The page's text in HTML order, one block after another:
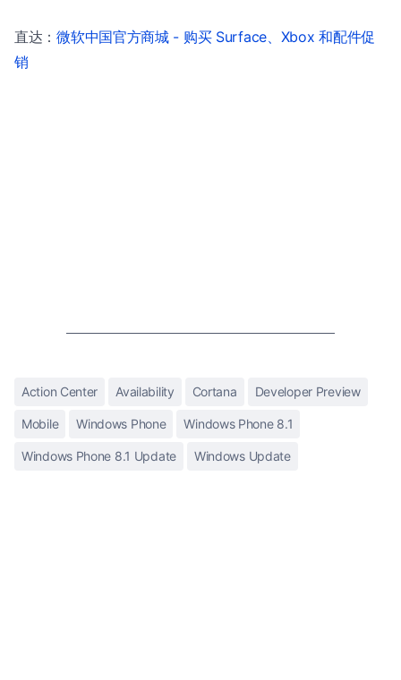
直达：微软中国官方商城 - 购买 Surface、Xbox 和配件促
销
Action Center Availability Cortana Developer Preview
Mobile Windows Phone Windows Phone 8.1
Windows Phone 8.1 Update Windows Update